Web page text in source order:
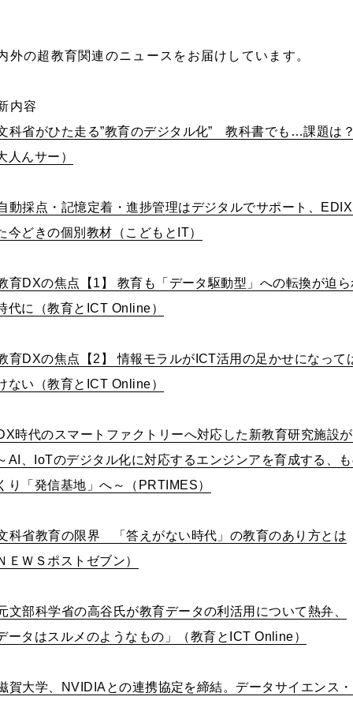
外の超教育関連のニュースをお届けしています。
内容
科省がひた走る”教育のデジタル化” 教科書でも …課題は
人んサー）
動採点・記憶定着・進捗管理はデジタルでサポート、 EDIX
今どきの個別教材（こどもと IT）
育DXの焦点【 1 】 教育も「データ駆動型」への転換が迫
代に（教育と ICT Online）
育DXの焦点【 2 】 情報モラルが ICT活用の足かせになって
ない（教育と ICT Online）
時代のスマートファクトリーへ対応した新教育研究施設
AI IoTのデジタル化に対応するエンジンアを育成する、
り「発信基地」へ～（ PRTIMES）
科省教育の限界 「答えがない時代」の教育のあり方とは
ＥＷＳポストゼブン）
文部科学省の高谷氏が教育データの利活用について熱弁、
ータはスルメのようなもの」（教育と ICT Online）
賀大学、 NVIDIAとの連携協定を締結。データサイエンス・